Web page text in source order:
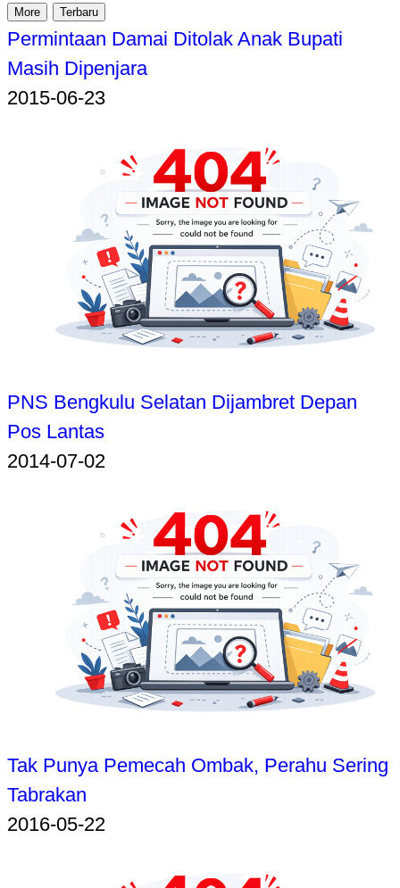
More Terbaru
Permintaan Damai Ditolak Anak Bupati
Masih Dipenjara
2015-06-23
PNS Bengkulu Selatan Dijambret Depan
Pos Lantas
2014-07-02
Tak Punya Pemecah Ombak, Perahu Sering
Tabrakan
2016-05-22